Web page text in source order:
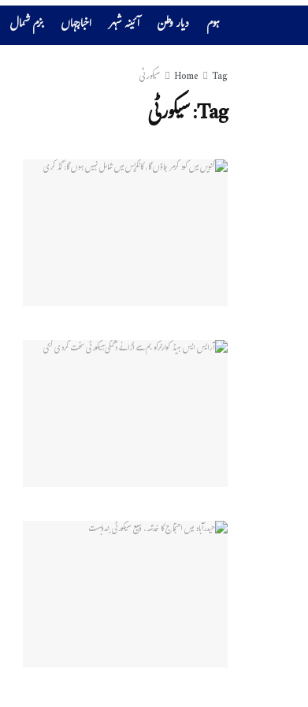
ہوم دیار وطن آئینہ شہر اخبارجہاں بزم شمال
Home Tag سیکورٹی
Tag:سیکورٹی